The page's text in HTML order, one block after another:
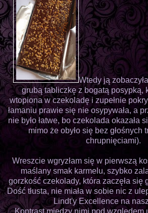
Wtedy ją
grubą tabliczkę z bogatą posypką,
wtopiona w czekoladę i zupełnie
łamaniu prawie się nie osypywała, a
nie było łatwe, bo czekolada okazała
mimo że obyło się bez głośnych
chrupnięciami).
Wreszcie wgryzłam się w pierwszą
maślany smak karmelu, szybko
gorzkość czekolady, która zaczęła się
Dość tłusta, nie miała w sobie nic z
Lindt'y Excellence na
Kontrast między nimi pod względem